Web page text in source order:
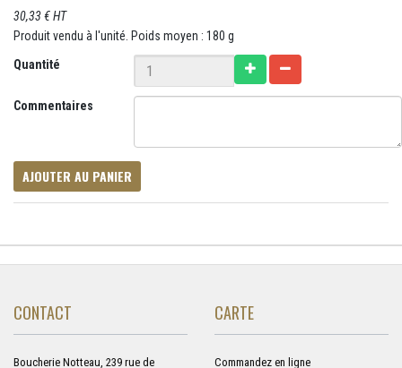
30,33 € HT
Produit vendu à l'unité. Poids moyen : 180 g
Quantité
Commentaires
AJOUTER AU PANIER
CONTACT
Boucherie Notteau, 239 rue de
CARTE
Commandez en ligne